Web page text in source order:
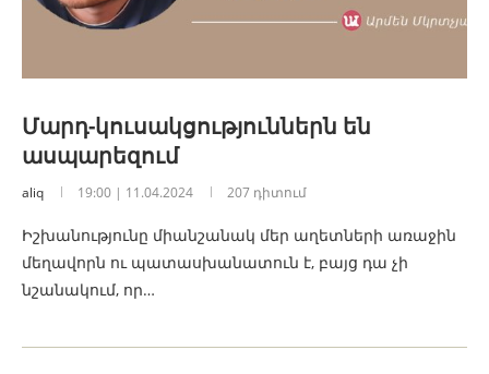
Մարդ-կուսակցություններն են
ասպարեզում
aliq 19:00 | 11.04.2024 207 դիտում
Իշխանությունը միանշանակ մեր աղետների առաջին
մեղավորն ու պատասխանատուն է, բայց դա չի
նշանակում, որ…